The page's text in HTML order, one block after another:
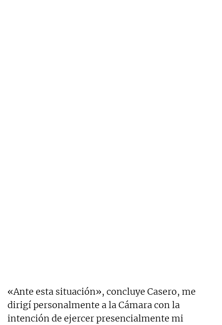
«Ante esta situación», concluye Casero, me
dirigí personalmente a la Cámara con la
intención de ejercer presencialmente mi